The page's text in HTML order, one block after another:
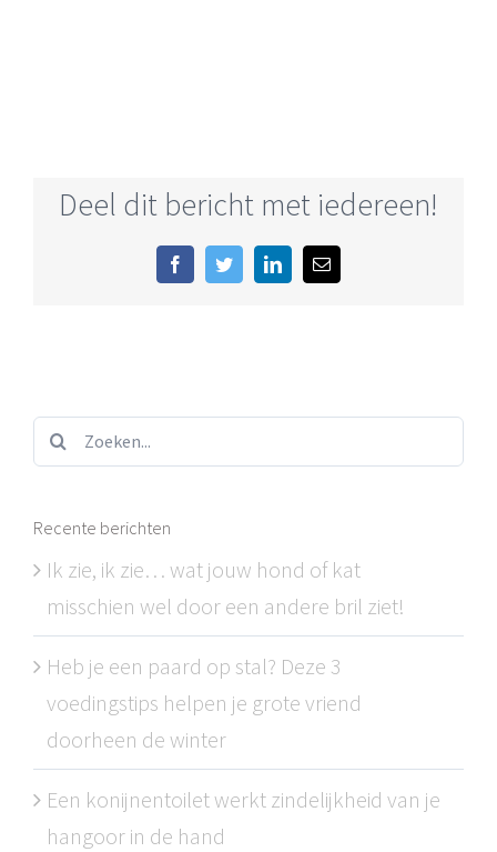
Deel dit bericht met iedereen!
FacebookTwitterLinkedIn
E-
mail
Zoeken...
Recente berichten
Ik zie, ik zie… wat jouw hond of kat
misschien wel door een andere bril ziet!
Heb je een paard op stal? Deze 3
voedingstips helpen je grote vriend
doorheen de winter
Een konijnentoilet werkt zindelijkheid van je
hangoor in de hand